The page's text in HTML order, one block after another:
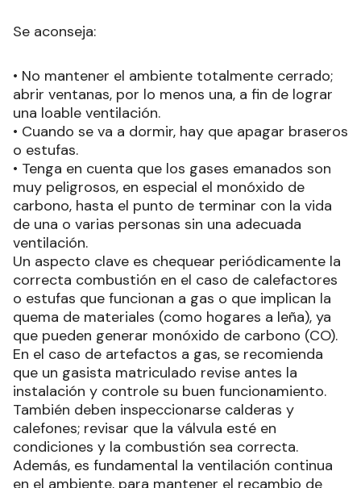
Se aconseja:
• No mantener el ambiente totalmente cerrado;
abrir ventanas, por lo menos una, a fin de lograr
una loable ventilación.
• Cuando se va a dormir, hay que apagar braseros
o estufas.
• Tenga en cuenta que los gases emanados son
muy peligrosos, en especial el monóxido de
carbono, hasta el punto de terminar con la vida
de una o varias personas sin una adecuada
ventilación.
Un aspecto clave es chequear periódicamente la
correcta combustión en el caso de calefactores
o estufas que funcionan a gas o que implican la
quema de materiales (como hogares a leña), ya
que pueden generar monóxido de carbono (CO).
En el caso de artefactos a gas, se recomienda
que un gasista matriculado revise antes la
instalación y controle su buen funcionamiento.
También deben inspeccionarse calderas y
calefones; revisar que la válvula esté en
condiciones y la combustión sea correcta.
Además, es fundamental la ventilación continua
en el ambiente, para mantener el recambio de